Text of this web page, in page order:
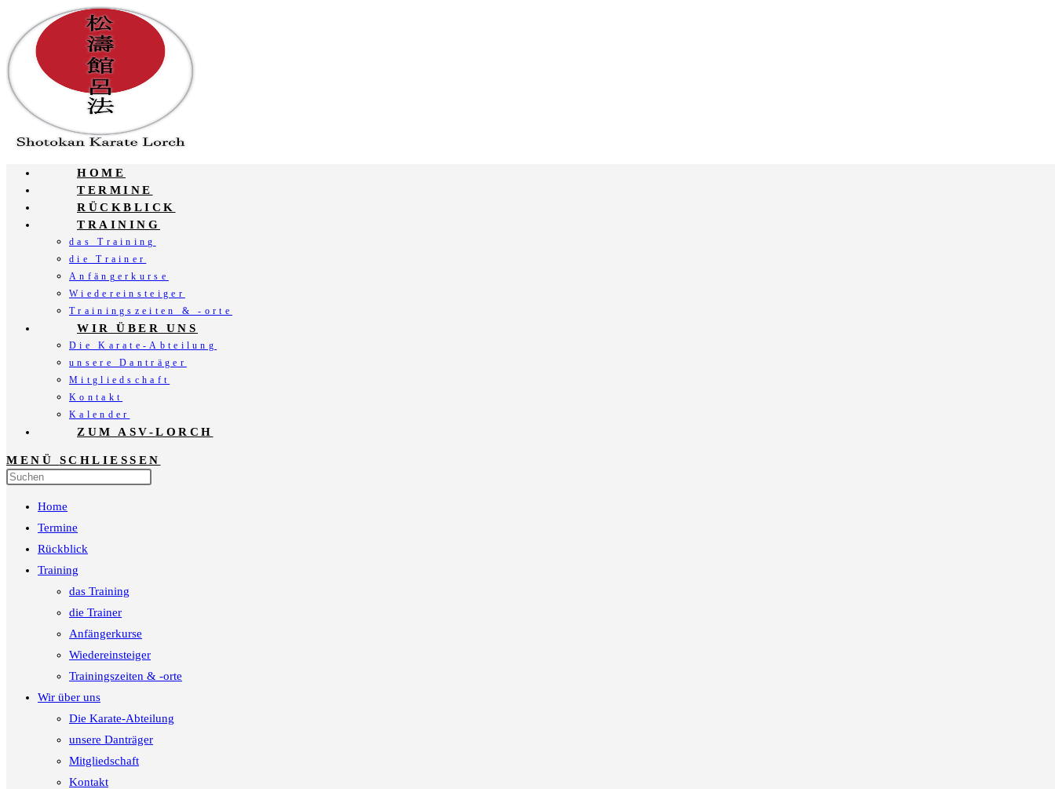
Inhalt
springen
HOME
TERMINE
RÜCKBLICK
TRAINING
das Training
die Trainer
Anfängerkurse
Wiedereinsteiger
Trainingszeiten & -orte
WIR ÜBER UNS
Die Karate-Abteilung
unsere Danträger
Mitgliedschaft
Kontakt
Kalender
ZUM ASV-LORCH
MENÜ SCHLIESSEN
Home
Termine
Rückblick
Training
das Training
die Trainer
Anfängerkurse
Wiedereinsteiger
Trainingszeiten & -orte
Wir über uns
Die Karate-Abteilung
unsere Danträger
Mitgliedschaft
Kontakt